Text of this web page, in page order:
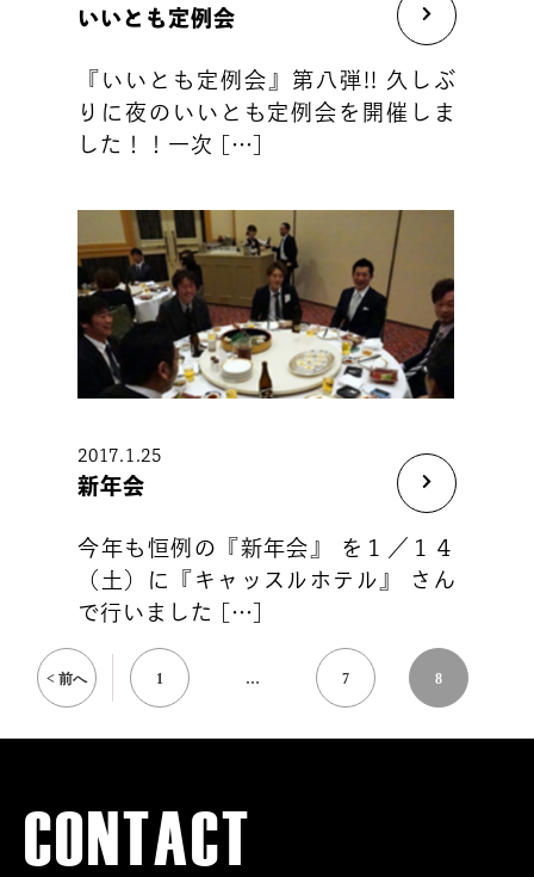
いいとも定例会
『いいとも定例会』第八弾!! 久しぶ
りに夜のいいとも定例会を開催しま
した！！一次 […]
2017.1.25
新年会
今年も恒例の『新年会』 を１／１４
（土）に『キャッスルホテル』 さん
で行いました […]
< 前へ 1 … 7 8
CONTACT